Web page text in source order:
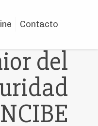
Contacto
del